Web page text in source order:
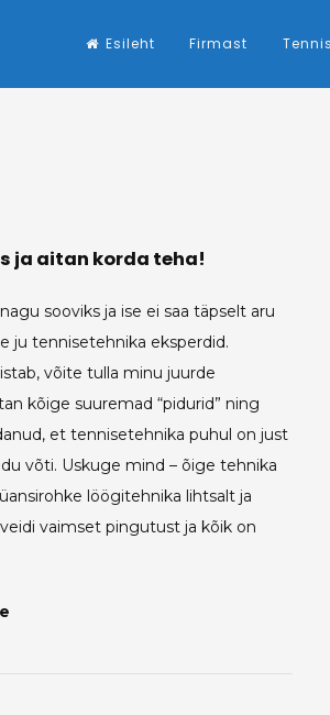
Esileht Firmast
ja aitan korda teha!
sooviks ja ise ei saa täpselt aru
ju tennisetehnika eksperdid.
võite tulla minu juurde
kõige suuremad “pidurid” ning
et tennisetehnika puhul on just
võti. Uskuge mind – õige tehnika
löögitehnika lihtsalt ja
vaimset pingutust ja kõik on